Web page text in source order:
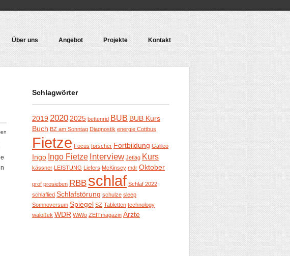
Über uns Angebot Projekte Kontakt
Schlagwörter
2019 2020 2025 bettenrid BUB BUB Kurs
Buch BZ am Sonntag Diagnostik energie Cottbus
Fietze Focus forscher Fortbildung Galileo
Ingo Ingo Fietze Interview Jetlag Kurs
kässner LEISTUNG Liefers McKinsey mdr Oktober
prof prosieben RBB schlaf Schlaf 2022
schlaflied Schlafstörung schulze sleep
Somnoversum Spiegel SZ Tabletten technology
waloßek WDR WiWo ZEITmagazin Ärzte